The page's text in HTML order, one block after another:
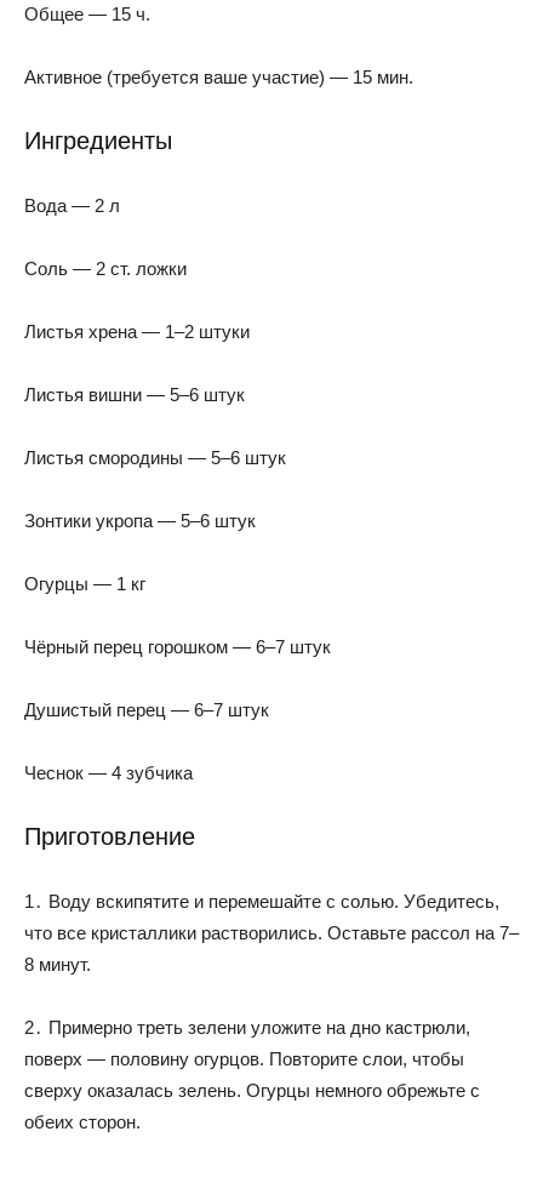
Общее — 15 ч.
Активное (требуется ваше участие) — 15 мин.
Ингредиенты
Вода — 2 л
Соль — 2 ст. ложки
Листья хрена — 1–2 штуки
Листья вишни — 5–6 штук
Листья смородины — 5–6 штук
Зонтики укропа — 5–6 штук
Огурцы — 1 кг
Чёрный перец горошком — 6–7 штук
Душистый перец — 6–7 штук
Чеснок — 4 зубчика
Приготовление
1․ Воду вскипятите и перемешайте с солью. Убедитесь,
что все кристаллики растворились. Оставьте рассол на 7–
8 минут.
2․ Примерно треть зелени уложите на дно кастрюли,
поверх — половину огурцов. Повторите слои, чтобы
сверху оказалась зелень. Огурцы немного обрежьте с
обеих сторон.